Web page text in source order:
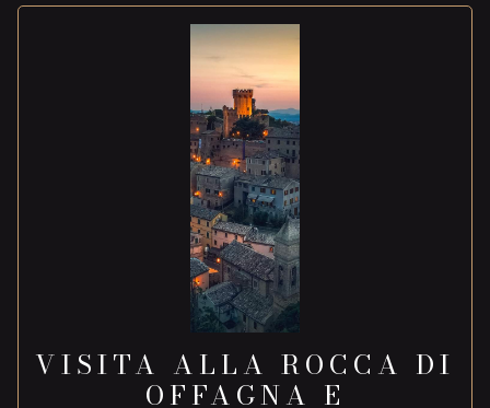
VISITA ALLA ROCCA DI
OFFAGNA E